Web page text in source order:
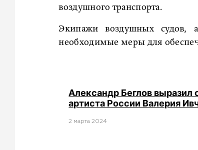
воздушного транспорта.
Экипажи воздушных судов,
необходимые меры для
Александр Беглов выразил
артиста России Валерия
2 мартa 2024